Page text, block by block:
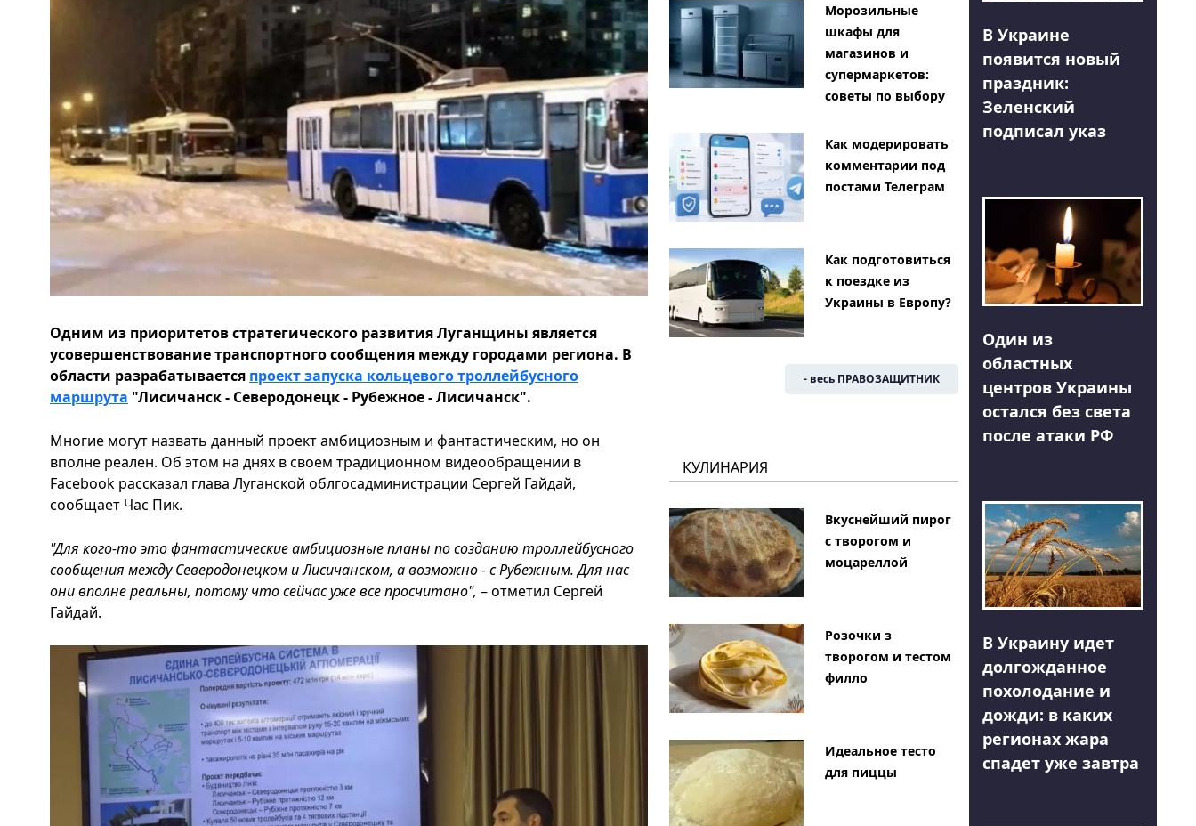
Одним из приоритетов стратегического развития Луганщины является
усовершенствование транспортного сообщения между городами региона. В
области разрабатывается проект запуска кольцевого троллейбусного
маршрута "Лисичанск - Северодонецк - Рубежное - Лисичанск".
Многие могут назвать данный проект амбициозным и фантастическим, но он
вполне реален. Об этом на днях в своем традиционном видеообращении в
Facebook рассказал глава Луганской облгосадминистрации Сергей Гайдай,
сообщает Час Пик.
"Для кого-то это фантастические амбициозные планы по созданию троллейбусного
сообщения между Северодонецком и Лисичанском, а возможно - с Рубежным. Для нас
они вполне реальны, потому что сейчас уже все просчитано", – отметил Сергей
Гайдай.
Морозильные
шкафы для
магазинов и
супермаркетов:
советы по выбору
Как модерировать
комментарии под
постами Телеграм
Как подготовиться
к поездке из
Украины в Европу?
- весь ПРАВОЗАЩИТНИК
КУЛИНАРИЯ
Вкуснейший пирог
с творогом и
моцареллой
Розочки з
творогом и тестом
филло
Идеальное тесто
для пиццы
В Украине
появится новый
праздник:
Зеленский
подписал указ
Один из
областных
центров Украины
остался без света
после атаки РФ
В Украину идет
долгожданное
похолодание и
дожди: в каких
регионах жара
спадет уже завтра